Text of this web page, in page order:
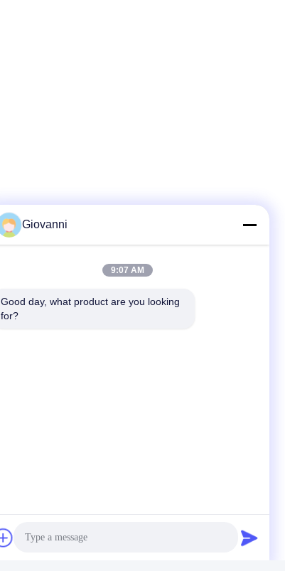
Giovanni
9:07 AM
Good day, what product are you looking
for?